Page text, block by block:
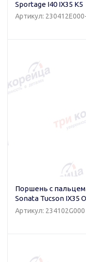
Sportage I40 IX35 K5
Артикул:
Поршень с пальцем
Sonata Tucson IX35
Артикул: 234102G000